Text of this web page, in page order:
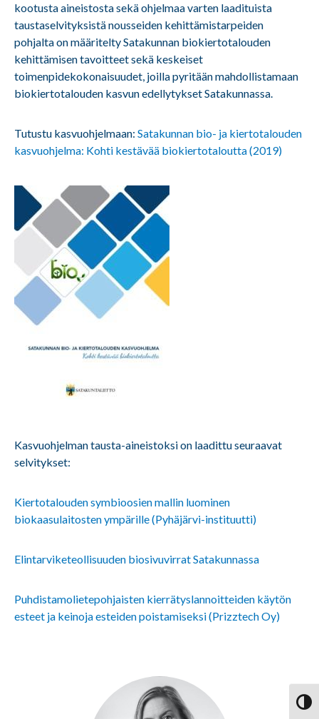
kootusta aineistosta sekä ohjelmaa varten laadituista
taustaselvityksistä nousseiden kehittämistarpeiden
pohjalta on määritelty Satakunnan biokiertotalouden
kehittämisen tavoitteet sekä keskeiset
toimenpidekokonaisuudet, joilla pyritään mahdollistamaan
biokiertotalouden kasvun edellytykset Satakunnassa.
Tutustu kasvuohjelmaan: Satakunnan bio- ja kiertotalouden
kasvuohjelma: Kohti kestävää biokiertotaloutta (2019)
Kasvuohjelman tausta-aineistoksi on laadittu seuraavat
selvitykset:
Kiertotalouden symbioosien mallin luominen
biokaasulaitosten ympärille (Pyhäjärvi-instituutti)
Elintarviketeollisuuden biosivuvirrat Satakunnassa
Puhdistamolietepohjaisten kierrätyslannoitteiden käytön
esteet ja keinoja esteiden poistamiseksi (Prizztech Oy)